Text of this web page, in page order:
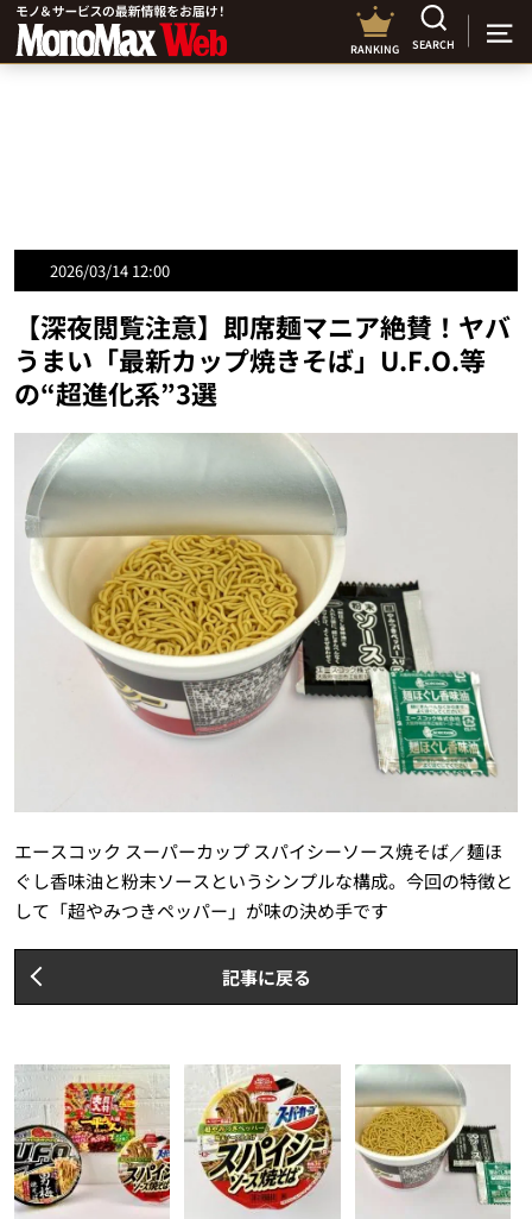
RANKING SEARCH
2026/03/14 12:00
【深夜閲覧注意】即席麺マニア絶賛！ヤバ
うまい「最新カップ焼きそば」U.F.O.等
の“超進化系”3選
エースコック スーパーカップ スパイシーソース焼そば／麺ほ
ぐし香味油と粉末ソースというシンプルな構成。今回の特徴と
して「超やみつきペッパー」が味の決め手です
記事に戻る